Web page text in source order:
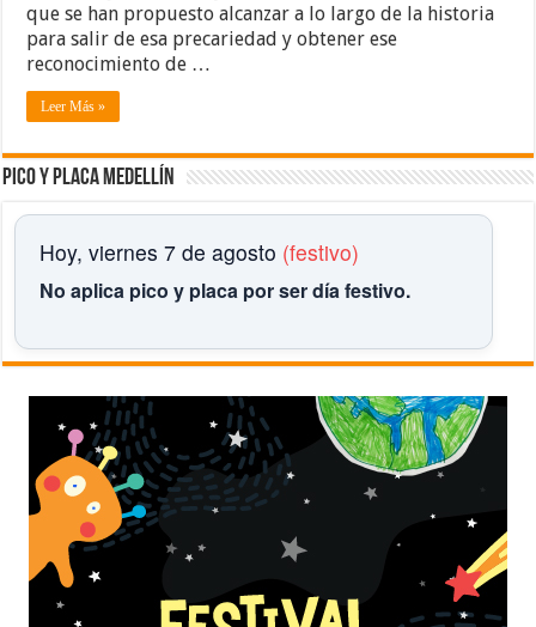
que se han propuesto alcanzar a lo largo de la historia
para salir de esa precariedad y obtener ese
reconocimiento de …
Leer Más »
Pico y placa Medellín
Hoy, viernes 7 de agosto (festivo)
No aplica pico y placa por ser día festivo.